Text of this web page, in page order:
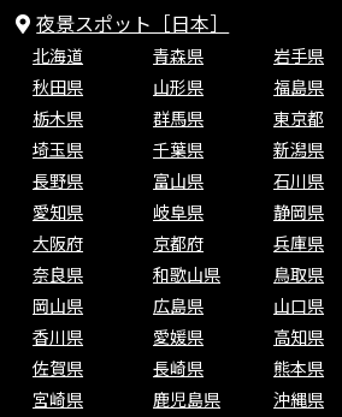
夜景スポット［日本］
北海道 青森県 岩手県
秋田県
山形県 福島県
栃木県
群馬県 東京都
埼玉県
千葉県 新潟県
長野県
富山県 石川県
愛知県
岐阜県 静岡県
大阪府
京都府 兵庫県
奈良県
和歌山県 鳥取県
岡山県
広島県 山口県
香川県
愛媛県 高知県
佐賀県
長崎県 熊本県
宮崎県
鹿児島県 沖縄県